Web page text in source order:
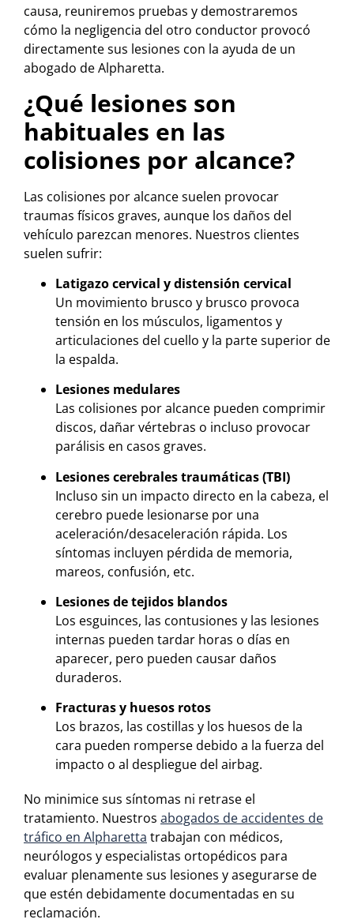
causa, reuniremos pruebas y demostraremos
cómo la negligencia del otro conductor provocó
directamente sus lesiones con la ayuda de un
abogado de Alpharetta.
¿Qué lesiones son
habituales en las
colisiones por alcance?
Las colisiones por alcance suelen provocar
traumas físicos graves, aunque los daños del
vehículo parezcan menores. Nuestros clientes
suelen sufrir:
Latigazo cervical y distensión cervical
Un movimiento brusco y brusco provoca
tensión en los músculos, ligamentos y
articulaciones del cuello y la parte superior de
la espalda.
Lesiones medulares
Las colisiones por alcance pueden comprimir
discos, dañar vértebras o incluso provocar
parálisis en casos graves.
Lesiones cerebrales traumáticas (TBI)
Incluso sin un impacto directo en la cabeza, el
cerebro puede lesionarse por una
aceleración/desaceleración rápida. Los
síntomas incluyen pérdida de memoria,
mareos, confusión, etc.
Lesiones de tejidos blandos
Los esguinces, las contusiones y las lesiones
internas pueden tardar horas o días en
aparecer, pero pueden causar daños
duraderos.
Fracturas y huesos rotos
Los brazos, las costillas y los huesos de la
cara pueden romperse debido a la fuerza del
impacto o al despliegue del airbag.
No minimice sus síntomas ni retrase el
tratamiento. Nuestros abogados de accidentes de
tráfico en Alpharetta trabajan con médicos,
neurólogos y especialistas ortopédicos para
evaluar plenamente sus lesiones y asegurarse de
que estén debidamente documentadas en su
reclamación.